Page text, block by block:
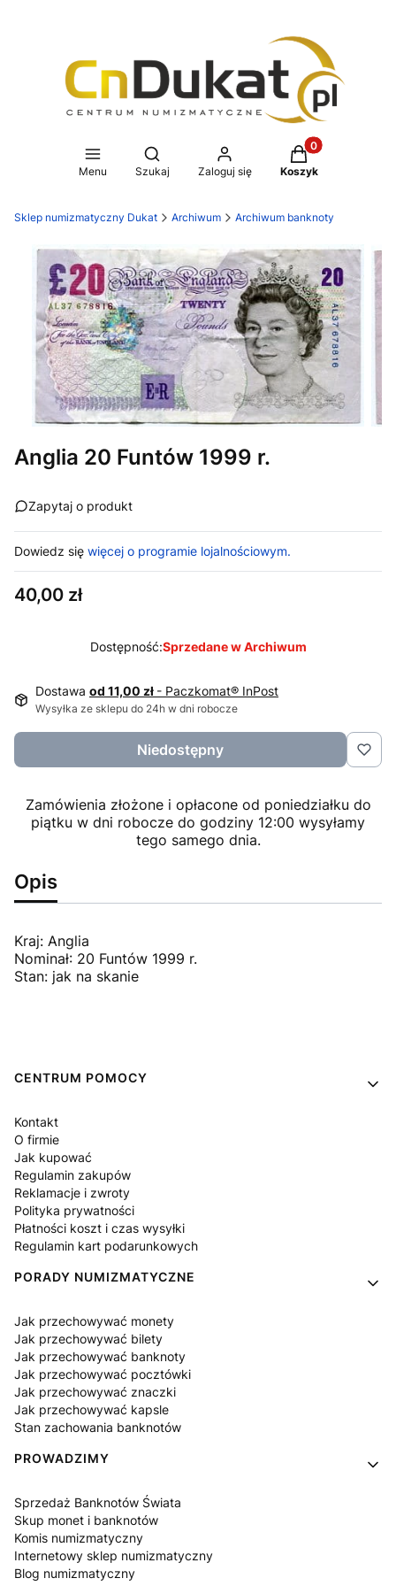
Menu
Otwórz wyszukiwarkę
Szukaj Zaloguj się
Produkty w
Koszyk
Sklep numizmatyczny Dukat Archiwum Archiwum banknoty
Anglia 20 Funtów 1999 r.
Zapytaj o produkt
Dowiedz się więcej o programie lojalnościowym.
Cena
40,00 zł
Dostępność:Sprzedane w Archiwum
Dostawa od 11,00 zł - Paczkomat® InPost
Wysyłka ze sklepu do 24h w dni robocze
Niedostępny
Zamówienia złożone i opłacone od poniedziałku do
piątku w dni robocze do godziny 12:00 wysyłamy
tego samego dnia.
Opis
Kraj: Anglia
Nominał: 20 Funtów 1999 r.
Stan: jak na skanie
Linki w stopce
CENTRUM POMOCY
Kontakt
O firmie
Jak kupować
Regulamin zakupów
Reklamacje i zwroty
Polityka prywatności
Płatności koszt i czas wysyłki
Regulamin kart podarunkowych
PORADY NUMIZMATYCZNE
Jak przechowywać monety
Jak przechowywać bilety
Jak przechowywać banknoty
Jak przechowywać pocztówki
Jak przechowywać znaczki
Jak przechowywać kapsle
Stan zachowania banknotów
PROWADZIMY
Sprzedaż Banknotów Świata
Skup monet i banknotów
Komis numizmatyczny
Internetowy sklep numizmatyczny
Blog numizmatyczny